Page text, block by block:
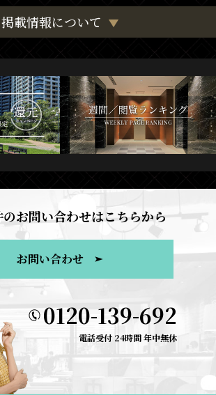
掲載情報について
のお問い合わせはこちらから
お問い合わせ
0120-139-692
電話受付 24時間 年中無休